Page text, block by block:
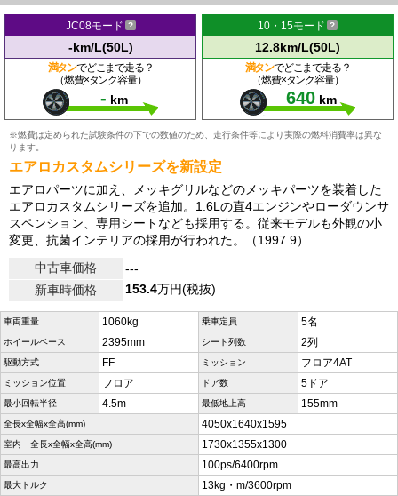
JC08モード
-km/L(50L)
満タンでどこまで走る？
（燃費×タンク容量）
- km
10・15モード
12.8km/L(50L)
満タンでどこまで走る？
（燃費×タンク容量）
640 km
※燃費は定められた試験条件の下での数値のため、走行条件等により実際の燃料消費率は異な
ります。
エアロカスタムシリーズを新設定
エアロパーツに加え、メッキグリルなどのメッキパーツを装着した
エアロカスタムシリーズを追加。1.6Lの直4エンジンやローダウンサ
スペンション、専用シートなども採用する。従来モデルも外観の小
変更、抗菌インテリアの採用が行われた。（1997.9）
中古車価格
---
新車時価格
153.4万円(税抜)
車両重量 1060kg 乗車定員 5名
ホイールベース 2395mm シート列数 2列
駆動方式 FF ミッション フロア4AT
ミッション位置 フロア ドア数 5ドア
最小回転半径 4.5m 最低地上高 155mm
全長x全幅x全高(mm) 4050x1640x1595
室内 全長x全幅x全高(mm) 1730x1355x1300
最高出力 100ps/6400rpm
最大トルク 13kg・m/3600rpm